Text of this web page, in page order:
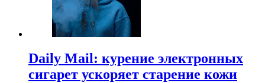
Daily Mail: курение электронных
сигарет ускоряет старение кожи